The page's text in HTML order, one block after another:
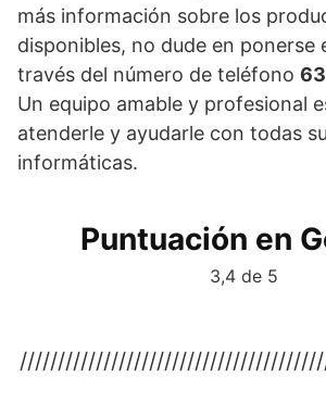
más información sobre los
disponibles, no dude en ponerse
través del número de teléfono
Un equipo amable y profesional
atenderle y ayudarle con todas
informáticas.
Puntuación en
3,4 de 5